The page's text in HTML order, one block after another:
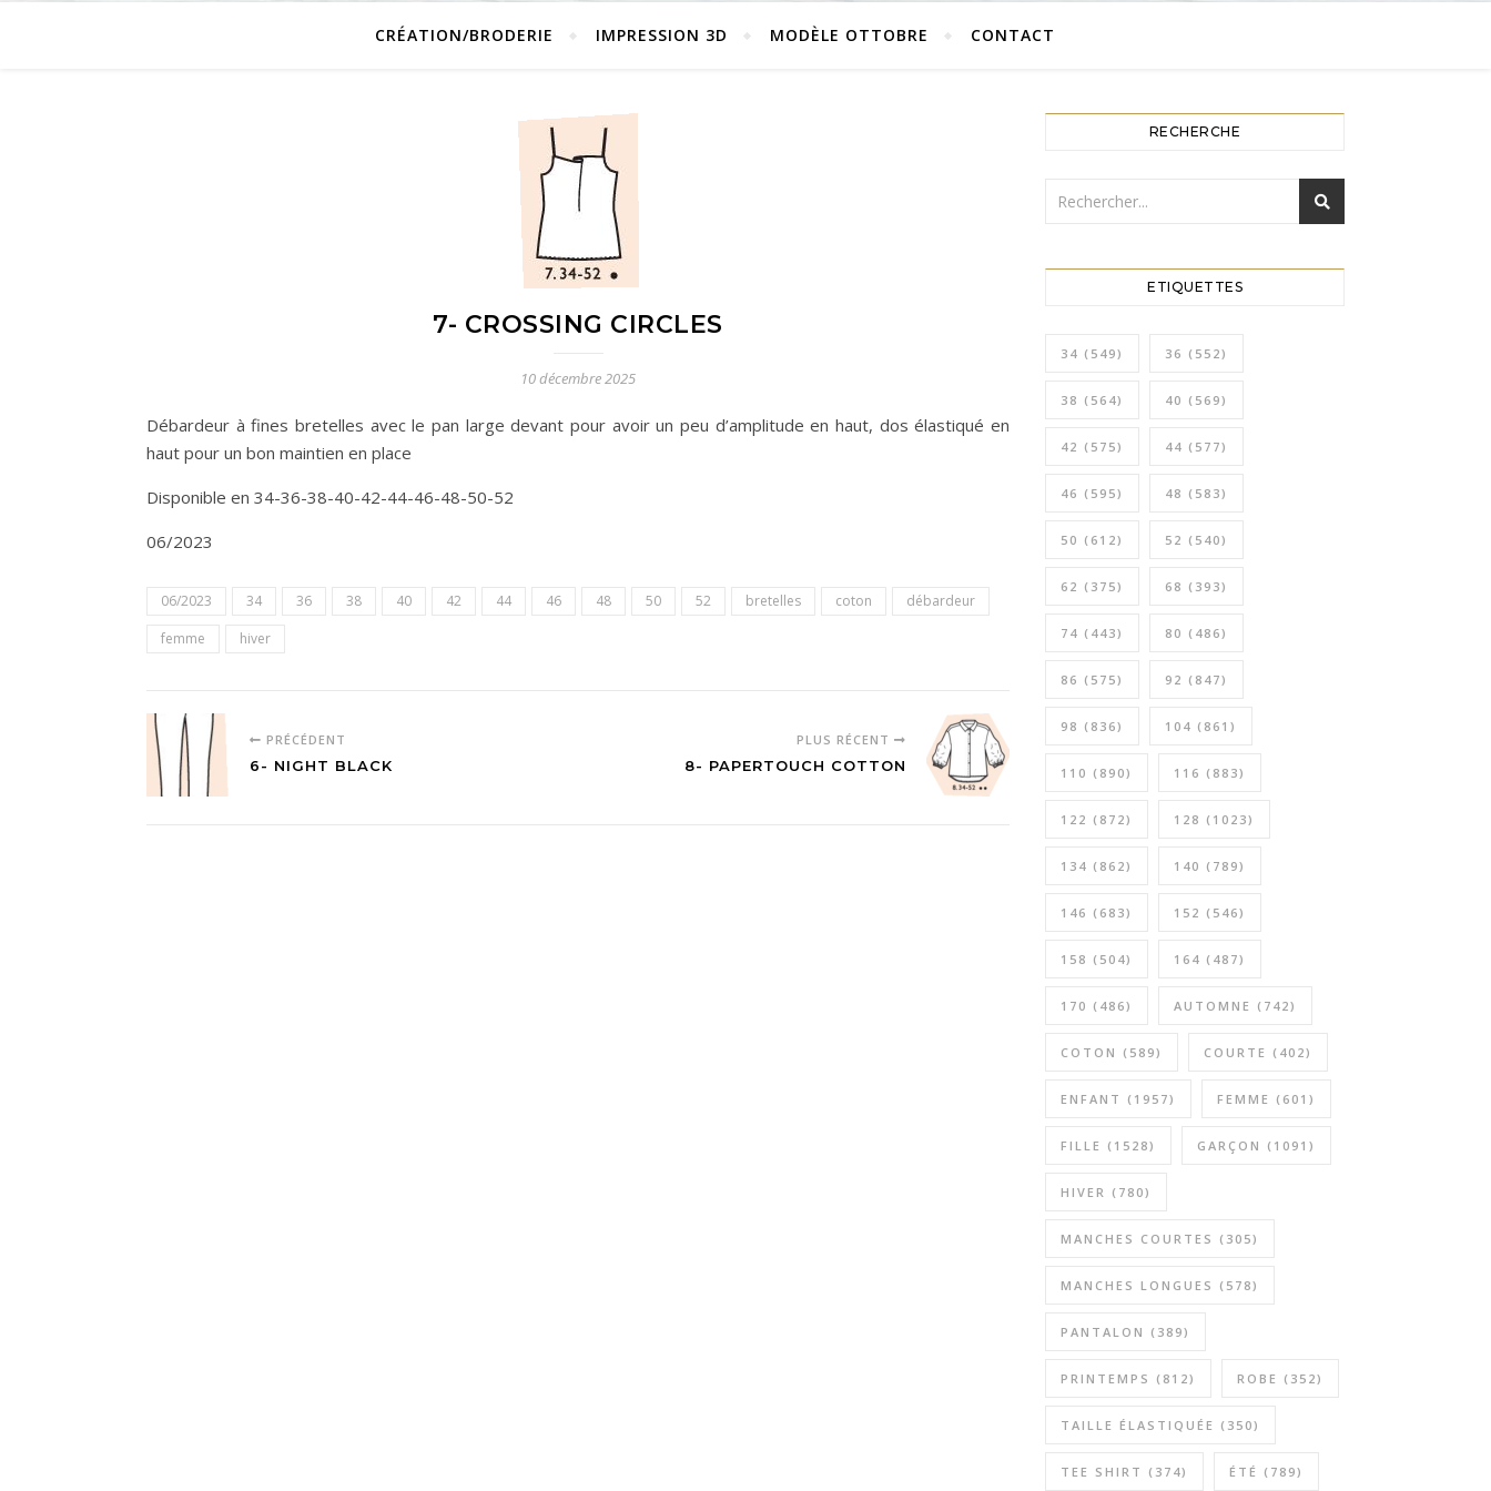
CRÉATION/BRODERIE IMPRESSION 3D MODÈLE OTTOBRE CONTACT
7- CROSSING CIRCLES
10 décembre 2025
Débardeur à fines bretelles avec le pan large devant pour avoir un peu d’amplitude en haut, dos élastiqué en
haut pour un bon maintien en place
Disponible en 34-36-38-40-42-44-46-48-50-52
06/2023
06/2023 34 36 38 40 42 44 46 48 50 52 bretelles coton
débardeur
femme
hiver
PRÉCÉDENT
6- NIGHT BLACK
PLUS RÉCENT
8- PAPERTOUCH COTTON
RECHERCHE
ETIQUETTES
34 (549) 36 (552)
38 (564) 40 (569)
42 (575) 44 (577)
46 (595) 48 (583)
50 (612) 52 (540)
62 (375) 68 (393)
74 (443) 80 (486)
86 (575) 92 (847)
98 (836) 104 (861)
110 (890) 116 (883)
122 (872) 128 (1023)
134 (862) 140 (789)
146 (683) 152 (546)
158 (504) 164 (487)
170 (486) AUTOMNE (742)
COTON (589) COURTE (402)
ENFANT (1957) FEMME (601)
FILLE (1528) GARÇON (1091)
HIVER (780)
MANCHES COURTES (305)
MANCHES LONGUES (578)
PANTALON (389)
PRINTEMPS (812) ROBE (352)
TAILLE ÉLASTIQUÉE (350)
TEE SHIRT (374) ÉTÉ (789)